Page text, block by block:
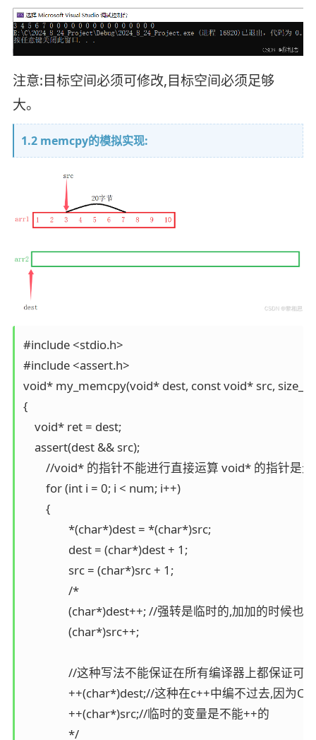
注意:目标空间必须可修改,目标空间必须足够
大。
1.2 memcpy的模拟实现:
#include <stdio.h>
#include <assert.h>
void* my_memcpy(void* dest, const void* src, size_t
{
    void* ret = dest;
    assert(dest && src);